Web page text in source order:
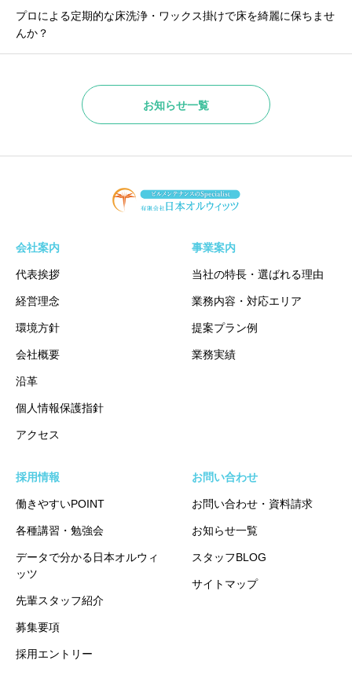
プロによる定期的な床洗浄・ワックス掛けで床を綺麗に保ちませ
んか？
お知らせ一覧
会社案内
代表挨拶
経営理念
環境方針
会社概要
沿革
個人情報保護指針
アクセス
事業案内
当社の特長・選ばれる理由
業務内容・対応エリア
提案プラン例
業務実績
採用情報
働きやすいPOINT
各種講習・勉強会
データで分かる日本オルウィ
ッツ
先輩スタッフ紹介
募集要項
採用エントリー
お問い合わせ
お問い合わせ・資料請求
お知らせ一覧
スタッフBLOG
サイトマップ